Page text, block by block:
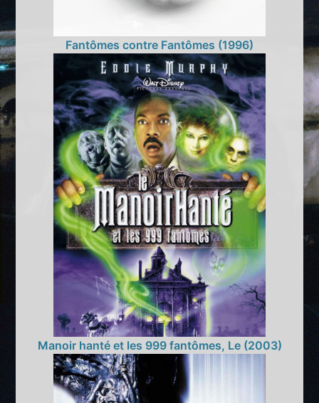
Fantômes contre Fantômes (1996)
Manoir hanté et les 999 fantômes, Le (2003)